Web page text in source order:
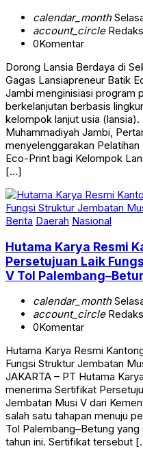
calendar_month
account_circle
0Komentar
Dorong Lansia Berdaya di
Gagas Lansiapreneur Batik
Jambi menginisiasi program
berkelanjutan berbasis
kelompok lanjut usia
Muhammadiyah Jambi,
menyelenggarakan
Eco-Print bagi Kelompok
[…]
Berita Daerah Nasional
Hutama Karya Resmi
Persetujuan Laik
V Tol
calendar_month
account_circle
0Komentar
Hutama Karya Resmi
Fungsi Struktur Jembatan
JAKARTA – PT Hutama
menerima Sertifikat
Jembatan Musi V dari
salah satu tahapan menuju
Tol Palembang–Betung
tahun ini. Sertifikat tersebut